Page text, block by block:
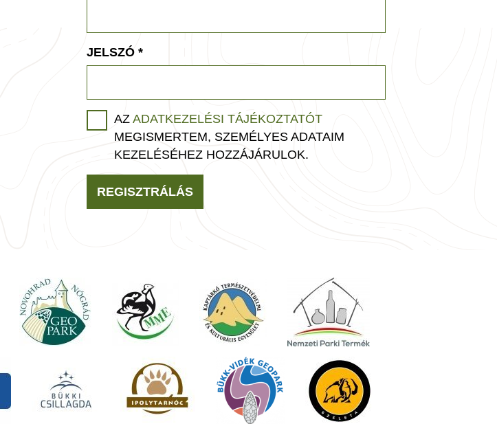
JELSZÓ *
AZ ADATKEZELÉSI TÁJÉKOZTATÓT
MEGISMERTEM, SZEMÉLYES ADATAIM
KEZELÉSÉHEZ HOZZÁJÁRULOK.
REGISZTRÁLÁS